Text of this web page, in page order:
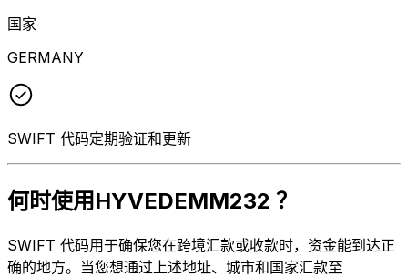
国家
GERMANY
SWIFT 代码定期验证和更新
何时使用HYVEDEMM232 ？
SWIFT 代码用于确保您在跨境汇款或收款时，资金能到达正
确的地方。当您想通过上述地址、城市和国家汇款至